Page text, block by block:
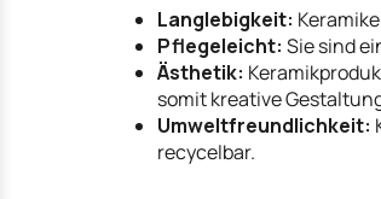
Langlebigkeit:
Pflegeleicht: Sie sind
Ästhetik:
somit kreative
Umweltfreundlichkeit:
recycelbar.